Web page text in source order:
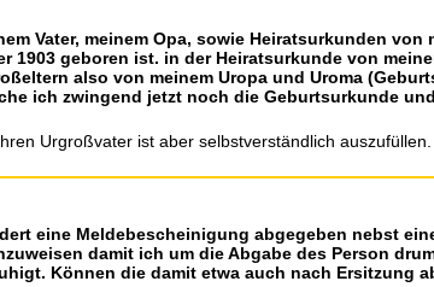
Vater, meinem Opa, sowie Heiratsurkunden von
1903 geboren ist. in der Heiratsurkunde von
also von meinem Uropa und Uroma
ich zwingend jetzt noch die Geburtsurkunde
Urgroßvater ist aber selbstverständlich
eine Meldebescheinigung abgegeben nebst
damit ich um die Abgabe des Person
Können die damit etwa auch nach Ersitzung